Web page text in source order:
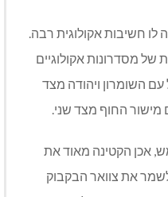
לו חשיבות אקולוגית רבה.
של מסדרונות אקולוגיים
השומרון ויהודה מצד
מישור החוף מצד שני.
אכן הקטינה מאוד את
את צוואר הבקבוק